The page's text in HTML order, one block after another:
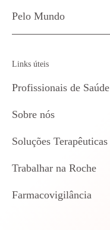
Pelo Mundo
Links úteis
Profissionais de Saúde
Sobre nós
Soluções Terapêuticas
Trabalhar na Roche
Farmacovigilância